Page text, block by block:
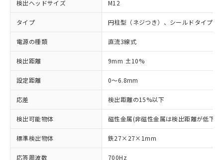
検出ヘッドサイズ M12
タイプ 円柱型（ネジつき）、シールドタイプ
電源の種類 直流3線式
検出距離 9mm ±10%
設定距離 0～6.8mm
応差 検出距離の15%以下
検出可能物体 磁性金属(非磁性金属は検出距離が低下し
標準検出物体 鉄27×27×1mm
応答周波数 700Hz